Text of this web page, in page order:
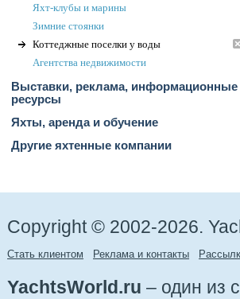
Яхт-клубы и марины
Зимние стоянки
Коттеджные поселки у воды
Агентства недвижимости
Выставки, реклама, информационные
ресурсы
Яхты, аренда и обучение
Другие яхтенные компании
Copyright © 2002-2026.
Стать клиентом Реклама и контакты
YachtsWorld.ru – один из